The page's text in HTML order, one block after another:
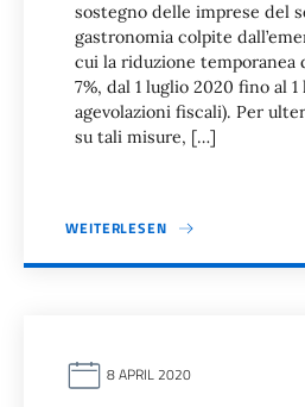
sostegno delle imprese del
gastronomia colpite
cui la riduzione temporanea
7%, dal 1 luglio 2020 fino al
agevolazioni fiscali). Per
su tali misure, […]
WEITERLESEN
8 APRIL 2020